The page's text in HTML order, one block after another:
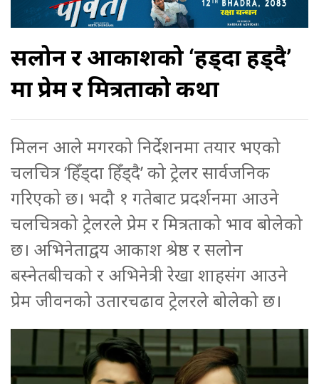
सलोन र आकाशको ‘हिँड्दा हिँड्दै’
मा प्रेम र मित्रताको कथा
मिलन आले मगरको निर्देशनमा तयार भएको
चलचित्र ‘हिँड्दा हिँड्दै’ को ट्रेलर सार्वजनिक
गरिएको छ। भदौ १ गतेबाट प्रदर्शनमा आउने
चलचित्रको ट्रेलरले प्रेम र मित्रताको भाव बोलेको
छ। अभिनेताद्वय आकाश श्रेष्ठ र सलोन
बस्नेतबीचको र अभिनेत्री रेखा शाहसंग आउने
प्रेम जीवनको उतारचढाव ट्रेलरले बोलेको छ।